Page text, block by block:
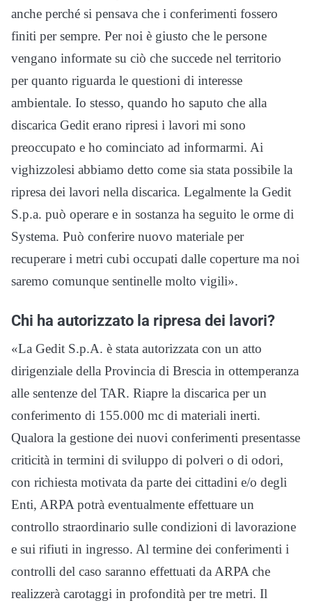
anche perché si pensava che i conferimenti fossero
finiti per sempre. Per noi è giusto che le persone
vengano informate su ciò che succede nel territorio
per quanto riguarda le questioni di interesse
ambientale. Io stesso, quando ho saputo che alla
discarica Gedit erano ripresi i lavori mi sono
preoccupato e ho cominciato ad informarmi. Ai
vighizzolesi abbiamo detto come sia stata possibile la
ripresa dei lavori nella discarica. Legalmente la Gedit
S.p.a. può operare e in sostanza ha seguito le orme di
Systema. Può conferire nuovo materiale per
recuperare i metri cubi occupati dalle coperture ma noi
saremo comunque sentinelle molto vigili».
Chi ha autorizzato la ripresa dei lavori?
«La Gedit S.p.A. è stata autorizzata con un atto
dirigenziale della Provincia di Brescia in ottemperanza
alle sentenze del TAR. Riapre la discarica per un
conferimento di 155.000 mc di materiali inerti.
Qualora la gestione dei nuovi conferimenti presentasse
criticità in termini di sviluppo di polveri o di odori,
con richiesta motivata da parte dei cittadini e/o degli
Enti, ARPA potrà eventualmente effettuare un
controllo straordinario sulle condizioni di lavorazione
e sui rifiuti in ingresso. Al termine dei conferimenti i
controlli del caso saranno effettuati da ARPA che
realizzerà carotaggi in profondità per tre metri. Il